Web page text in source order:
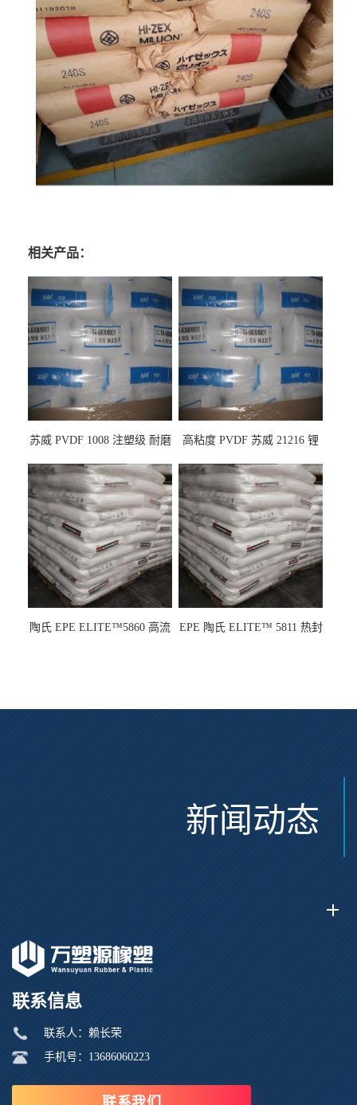
相关产品：
苏威 PVDF 1008 注塑级 耐磨
龙
高粘度 PVDF 苏威 21216 锂
陶氏 EPE ELITE™5860 高流
EPE 陶氏 ELITE™ 5811 热封
新闻动态
联系信息
联系人：赖长荣
手机号：13686060223